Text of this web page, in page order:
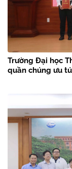
Trường Đại học
quần chúng ưu